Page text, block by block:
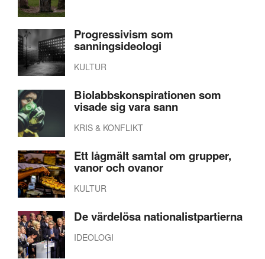
Progressivism som
sanningsideologi
KULTUR
Biolabbskonspirationen som
visade sig vara sann
KRIS & KONFLIKT
Ett lågmält samtal om grupper,
vanor och ovanor
KULTUR
De värdelösa nationalistpartierna
IDEOLOGI